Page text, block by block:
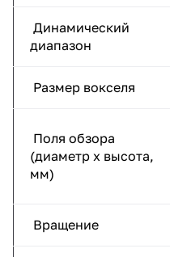
Динамический
диапазон
Размер вокселя
Поля обзора
(диаметр х высота,
мм)
Вращение